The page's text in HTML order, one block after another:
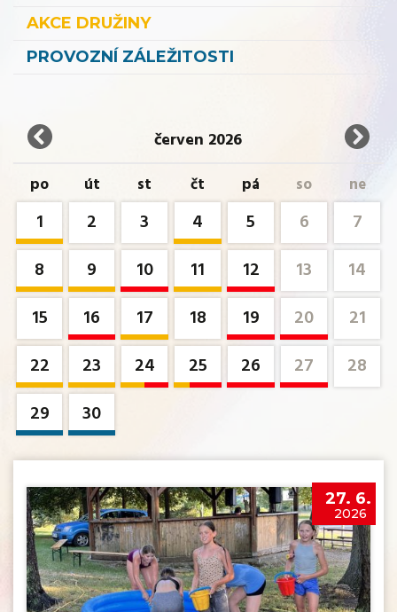
AKCE DRUŽINY
PROVOZNÍ ZÁLEŽITOSTI
červen 2026
po út st čt pá so ne
1 2 3 4 5 6
7
8
9 10 11 12 13
14
15
16 17 18 19 20
21
22
23 24 25 26 27
28
29
30
27. 6.
2026